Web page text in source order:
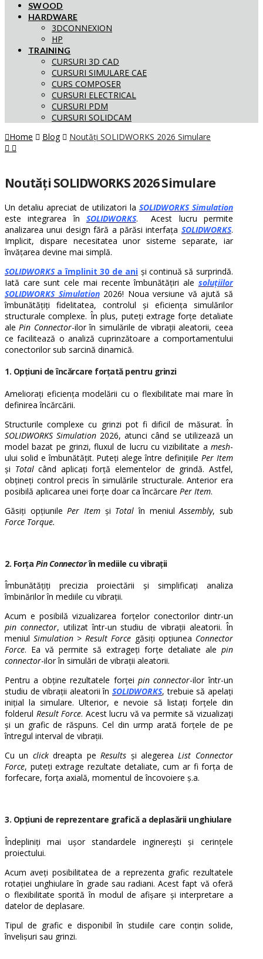
SWOOD
HARDWARE
3DCONNEXION
HP
TRAINING
CURSURI 3D CAD
CURSURI SIMULARE CAE
CURS COMPOSER
CURSURI ELECTRICAL
CURSURI PDM
CURSURI SOLIDCAM
Home
Blog Noutăți SOLIDWORKS 2026 Simulare
Noutăți SOLIDWORKS 2026 Simulare
Un detaliu apreciat de utilizatori la SOLIDWORKS Simulation
este integrarea în SOLIDWORKS. Acest lucru permite
analizarea unui design fără a părăsi interfața SOLIDWORKS.
Implicit, dispare necesitatea unor sisteme separate, iar
învățarea devine mai simplă.
SOLIDWORKSa împlinit 30 de ani și continuă să surprindă.
Iată care sunt cele mai recente îmbunătățiri ale soluțiilor
SOLIDWORKS Simulation2026! Noua versiune vă ajută să
îmbunătățiți fidelitatea, controlul și eficiența simulărilor
structurale complexe. În plus, puteți extrage forțe detaliate
alePin Connector-ilor în simulările de vibrații aleatorii, ceea
ce facilitează o analiză cuprinzătoare a comportamentului
conectorilor sub sarcină dinamică.
1. Opțiuni de încărcare forțată pentru grinzi
Ameliorați eficiența modelării cu o flexibilitate mai mare în
definirea încărcării.
Structurile complexe cu grinzi pot fi dificil de măsurat. În
SOLIDWORKS Simulation2026, atunci când se utilizează un
model bazat pe grinzi, fluxul de lucru cu vizibilitate a mesh-
ului solid e îmbunătățit. Puteți alege între definițiile Per Item
și Totalcând aplicați forță elementelor de grindă. Astfel,
obțineți control precis în simulările structurale. Anterior era
posibilă aplicarea unei forțe doar ca încărcare Per Item.
Găsiți opțiunilePer Itemși Totalîn meniulAssembly, sub
Force Torque.
2. Forța Pin Connectorîn mediile cu vibrații
Îmbunătățiți precizia proiectării și simplificați analiza
îmbinărilor în mediile cu vibrații.
Acum e posibilă vizualizarea forțelor conectorilor dintr-un
pin connector, utilizat într-un studiu de vibrații aleatorii. În
meniulSimulation >Result Force găsiți opțiunea Connector
Force. Ea vă permite să extrageți forțe detaliate ale pin
connector-ilor în simulări de vibrații aleatorii.
Pentru a obține rezultatele forței pin connector-ilor într-un
studiu de vibrații aleatorii în SOLIDWORKS, trebuie să apelați
inițial la simulare. Ulterior, e nevoie să listați forțele din
folderul Result Force. Acest lucru vă va permite să vizualizați
și un grafic de răspuns. Cel din urmp arată forțele de pe
întregul interval de vibrații.
Cu un clickdreapta peResults și alegereaList Connector
Force, puteți extrage rezultate detaliate, cum ar fi forța de
forfecare, forța axială, momentul de încovoiere ș.a.
3. Opțiuni de reprezentare grafică a deplasării unghiulare
Îndepliniți mai ușor standardele inginerești și cerințele
proiectului.
Acum aveți posibilitatea de a reprezenta grafic rezultatele
rotației unghiulare în grade sau radiani. Acest fapt vă oferă
o flexibilitate sporită în modul de afișare și interpretare a
datelor de deplasare.
Tipul de grafic e disponibil în studiile care conțin solide,
învelișuri sau grinzi.